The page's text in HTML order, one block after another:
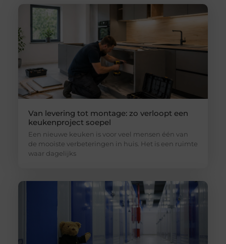
Van levering tot montage: zo verloopt een
keukenproject soepel
Een nieuwe keuken is voor veel mensen één van
de mooiste verbeteringen in huis. Het is een ruimte
waar dagelijks